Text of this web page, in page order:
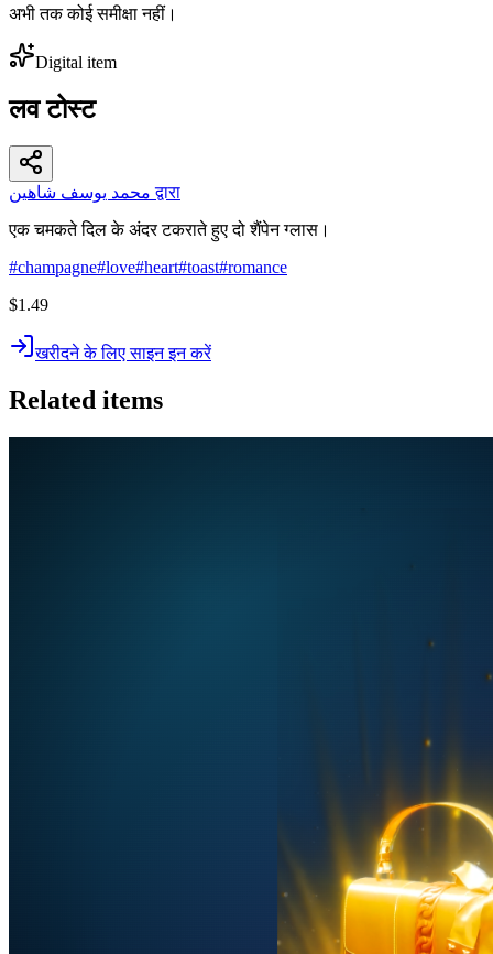
अभी तक कोई समीक्षा नहीं।
Digital item
लव टोस्ट
محمد يوسف شاهين द्वारा
एक चमकते दिल के अंदर टकराते हुए दो शैंपेन ग्लास।
#champagne#love#heart#toast#romance
$1.49
खरीदने के लिए साइन इन करें
Related items